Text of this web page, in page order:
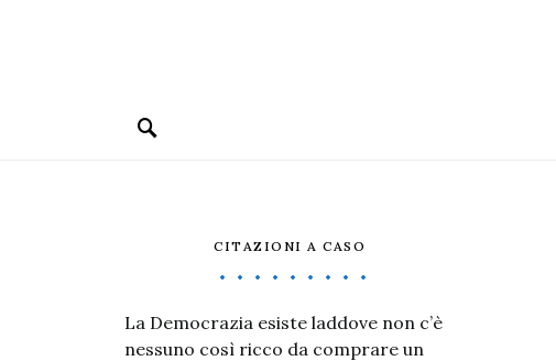
CITAZIONI A CASO
La Democrazia esiste laddove non c’è
nessuno così ricco da comprare un